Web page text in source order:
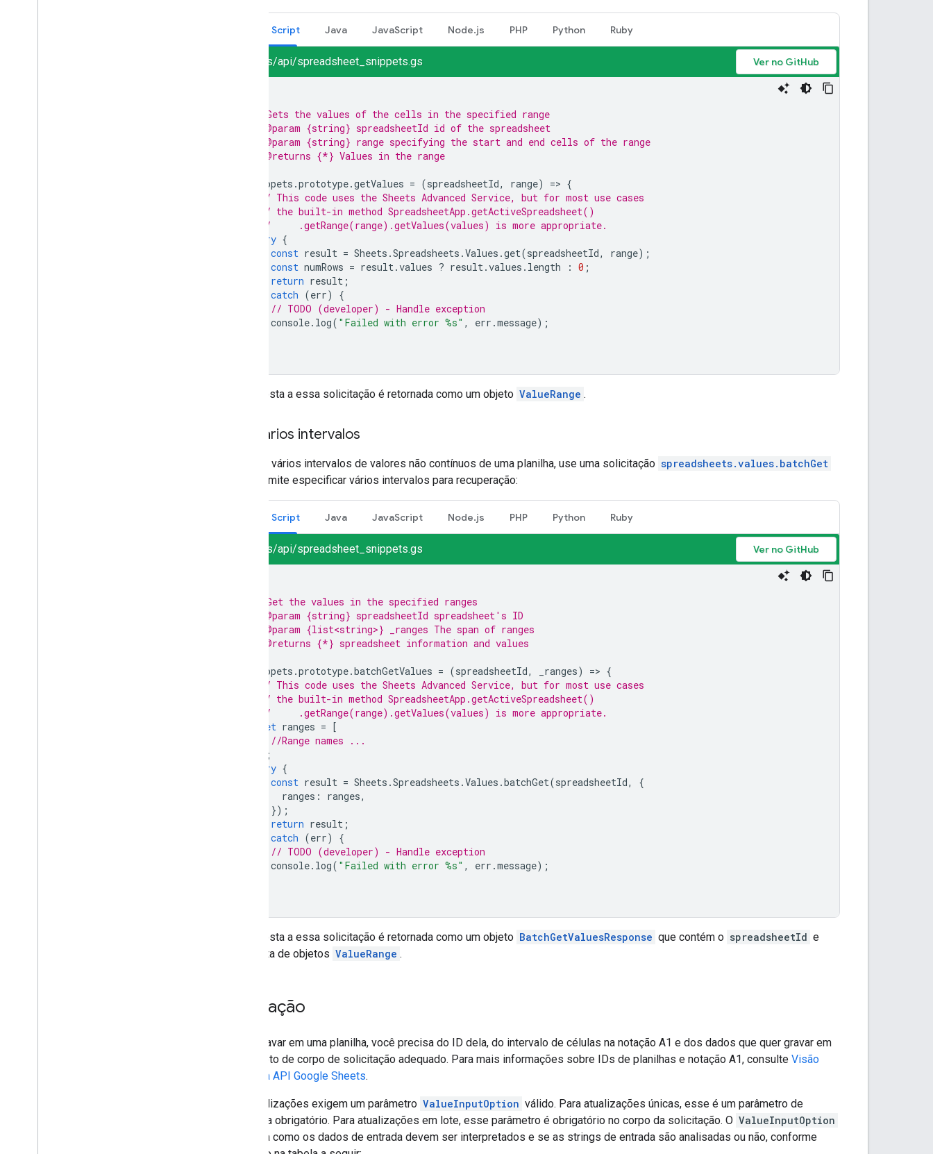
Apps Script Java JavaScript Node.js PHP Python Ruby
sheets/api/spreadsheet_snippets.gs Ver no GitHub
* Gets the values of the cells in the specified range
* @param {string} spreadsheetId id of the spreadsheet
* @param {string} range specifying the start and end cells of the range
* @returns {*} Values in the range
Snippets .prototype.getValues = (spreadsheetId, range) => {
// This code uses the Sheets Advanced Service, but for most use cases
// the built-in method SpreadsheetApp.getActiveSpreadsheet()
//     .getRange(range).getValues(values) is more appropriate.
try {
const result = Sheets .Spreadsheets .Values .get(spreadsheetId, range);
const numRows = result.values ? result.values . length : 0 ;
return result ;
catch (err)
{
// TODO (developer) - Handle exception
console. log( "Failed with error %s" , err .message);
A resposta a essa solicitação é retornada como um objeto ValueRange .
Ler vários intervalos
Para ler vários intervalos de valores não contínuos de uma planilha, use uma solicitação spreadsheets.values.batchGet
que permite especificar vários intervalos para recuperação:
Apps Script Java JavaScript Node.js PHP Python Ruby
sheets/api/spreadsheet_snippets.gs Ver no GitHub
* Get the values in the specified ranges
* @param {string} spreadsheetId spreadsheet's ID
* @param {list<string>} _ranges The span of ranges
* @returns {*} spreadsheet information and values
Snippets .prototype.batchGetValues = (spreadsheetId, _ranges) => {
// This code uses the Sheets Advanced Service, but for most use cases
// the built-in method SpreadsheetApp.getActiveSpreadsheet()
//     .getRange(range).getValues(values) is more appropriate.
let ranges = [
//Range names ...
];
try {
const result = Sheets .Spreadsheets .Values .batchGet(spreadsheetId,
{
ranges : ranges,
});
return result ;
catch (err)
{
// TODO (developer) - Handle exception
console. log( "Failed with error %s" , err .message);
A resposta a essa solicitação é retornada como um objeto BatchGetValuesResponse que contém o spreadsheetId e
uma lista de objetos ValueRange .
Gravação
Para gravar em uma planilha, você precisa do ID dela, do intervalo de células na notação A1 e dos dados que quer gravar em
um objeto de corpo de solicitação adequado. Para mais informações sobre IDs de planilhas e notação A1, consulte Visão
geral da API Google Sheets.
As atualizações exigem um parâmetro ValueInputOption válido. Para atualizações únicas, esse é um parâmetro de
consulta obrigatório. Para atualizações em lote, esse parâmetro é obrigatório no corpo da solicitação. O ValueInputOption
controla como os dados de entrada devem ser interpretados e se as strings de entrada são analisadas ou não, conforme